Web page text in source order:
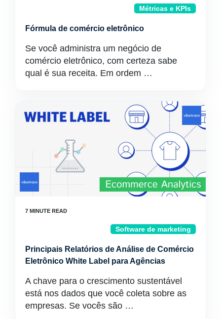
Métricas e KPIs
Fórmula de comércio eletrônico
Se você administra um negócio de
comércio eletrônico, com certeza sabe
qual é sua receita. Em ordem …
Software de marketing
Principais Relatórios de Análise de Comércio
Eletrônico White Label para Agências
A chave para o crescimento sustentável
está nos dados que você coleta sobre as
empresas. Se vocês são …